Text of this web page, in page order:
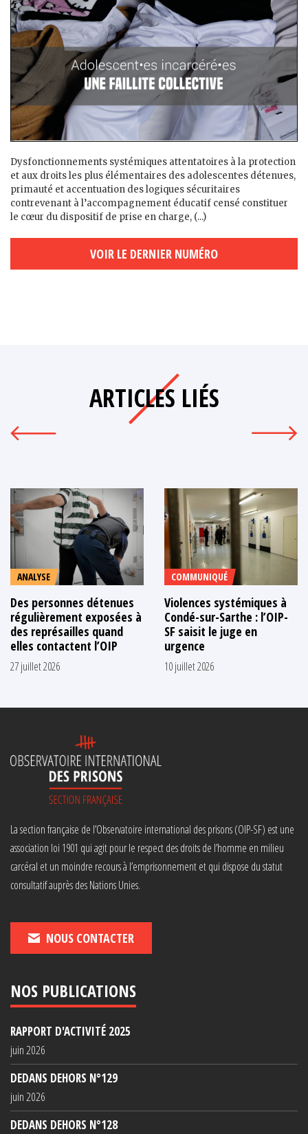
Dysfonctionnements systémiques attentatoires à la protection
et aux droits les plus élémentaires des adolescent·es détenu·es,
primauté et accentuation des logiques sécuritaires
contrevenant à l’accompagnement éducatif censé constituer
le cœur du dispositif de prise en charge, (...)
VOIR LE DERNIER NUMÉRO
ARTICLES LIÉS
ANALYSE
Des personnes détenues
régulièrement exposées à
des représailles quand
elles contactent l’OIP
27 juillet 2026
COMMUNIQUÉ
Violences systémiques à
Condé-sur-Sarthe : l’OIP-
SF saisit le juge en
urgence
10 juillet 2026
La section française de l’Observatoire international des prisons (OIP-SF) est une
association loi 1901 qui agit pour le respect des droits de l’homme en milieu
carcéral et un moindre recours à l’emprisonnement et qui dispose du statut
consultatif auprès des Nations Unies.
NOUS CONTACTER
NOS PUBLICATIONS
RAPPORT D'ACTIVITÉ 2025
juin 2026
DEDANS DEHORS N°129
juin 2026
DEDANS DEHORS N°128